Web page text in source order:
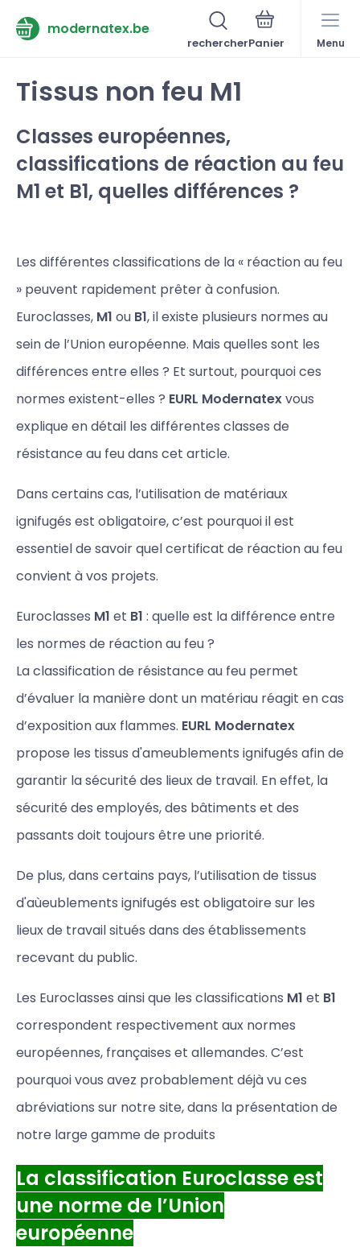
modernatex.be
rechercher Menu
Tissus non feu M1
Classes européennes,
classifications de réaction au feu
M1 et B1, quelles différences ?
Les différentes classifications de la « réaction au feu
» peuvent rapidement prêter à confusion.
Euroclasses, M1 ou B1, il existe plusieurs normes au
sein de l’Union européenne. Mais quelles sont les
différences entre elles ? Et surtout, pourquoi ces
normes existent-elles ? EURL Modernatexvous
explique en détail les différentes classes de
résistance au feu dans cet article.
Dans certains cas, l’utilisation de matériaux
ignifugés est obligatoire, c’est pourquoi il est
essentiel de savoir quel certificat de réaction au feu
convient à vos projets.
Euroclasses M1 et B1 : quelle est la différence entre
les normes de réaction au feu ?
La classification de résistance au feu permet
d’évaluer la manière dont un matériau réagit en cas
d’exposition aux flammes. EURL Modernatex
propose les tissus d'ameublements ignifugés afin de
garantir la sécurité des lieux de travail. En effet, la
sécurité des employés, des bâtiments et des
passants doit toujours être une priorité.
De plus, dans certains pays, l’utilisation de tissus
d'aùeublements ignifugés est obligatoire sur les
lieux de travail situés dans des établissements
recevant du public.
Les Euroclasses ainsi que les classifications M1 et B1
correspondent respectivement aux normes
européennes, françaises et allemandes. C’est
pourquoi vous avez probablement déjà vu ces
abréviations sur notre site, dans la présentation de
notre large gamme de produits
La classification Euroclasse est
une norme de l’Union
européenne